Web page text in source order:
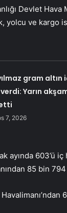
Devlet
yolcu ve kargo
gram altın
Yarın
7, 2026
ayında 603’ü
85 bin 794